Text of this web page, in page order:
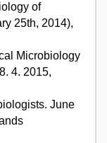
of
25th, 2014),
Microbiology
4. 2015,
June